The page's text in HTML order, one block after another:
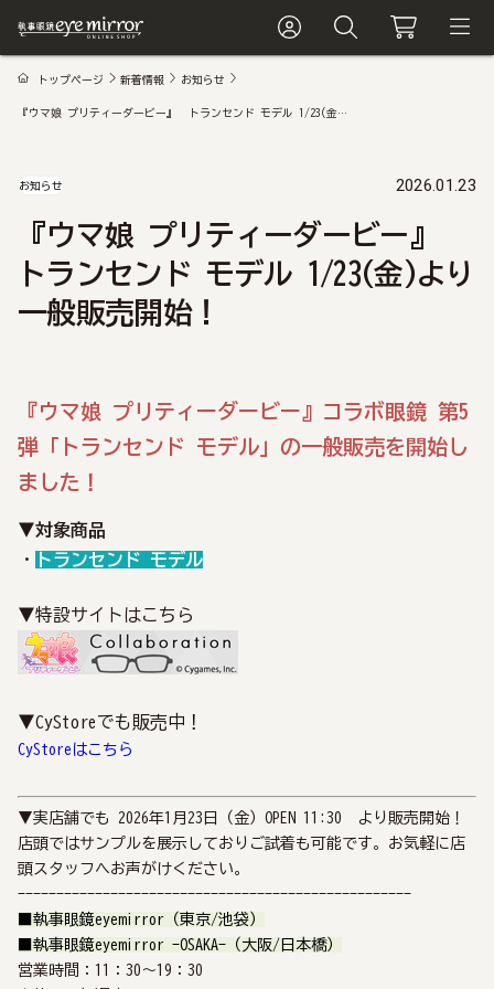
トップページ 新着情報 お知らせ
『ウマ娘 プリティーダービー』 トランセンド モデル 1/23(金)より一般販売開始！
お知らせ 2026.01.23
『ウマ娘 プリティーダービー』
トランセンド モデル 1/23(金)より
一般販売開始！
『ウマ娘 プリティーダービー』コラボ眼鏡 第5
弾「トランセンド モデル」の一般販売を開始し
ました！
▼対象商品
・
トランセンド モデル
▼特設サイトはこちら
▼CyStoreでも販売中！
CyStoreはこちら
▼実店舗でも 2026年1月23日（金）OPEN 11:30 より販売開始！
店頭ではサンプルを展示しておりご試着も可能です。お気軽に店
頭スタッフへお声がけください。
---------------------------------------------------
■執事眼鏡eyemirror（東京/池袋）
■執事眼鏡eyemirror -OSAKA-（大阪/日本橋）
営業時間：11：30～19：30